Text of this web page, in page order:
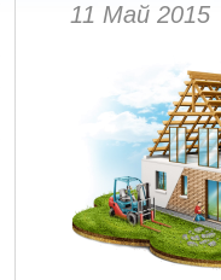
11 Май 2015